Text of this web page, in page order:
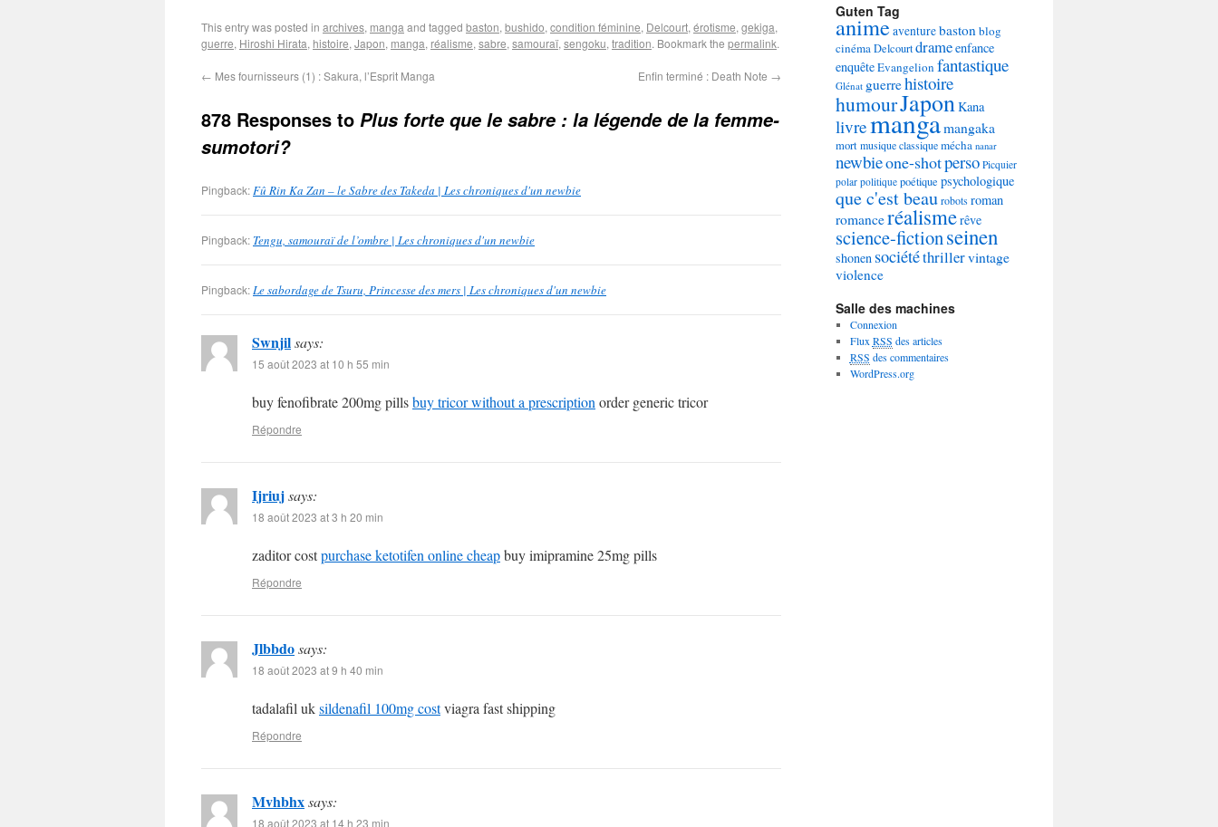
This entry was posted in archives, manga and tagged baston, bushido, condition féminine, Delcourt, érotisme, gekiga,
guerre, Hiroshi Hirata, histoire, Japon, manga, réalisme, sabre, samouraï, sengoku, tradition. Bookmark the permalink.
← Mes fournisseurs (1) : Sakura, l’Esprit Manga Enfin terminé : Death Note →
878 Responses to Plus forte que le sabre : la légende de la femme-
sumotori?
Pingback:Fû Rin Ka Zan – le Sabre des Takeda | Les chroniques d'un newbie
Pingback: Tengu, samouraï de l’ombre | Les chroniques d'un newbie
Pingback:Le sabordage de Tsuru, Princesse des mers | Les chroniques d'un newbie
Swnjilsays:
15 août 2023 at 10 h 55 min
buy fenofibrate 200mg pillsbuy tricor without a prescription order generic tricor
Répondre
Ijriujsays:
18 août 2023 at 3 h 20 min
zaditor costpurchase ketotifen online cheapbuy imipramine 25mg pills
Répondre
Jlbbdosays:
18 août 2023 at 9 h 40 min
tadalafil uksildenafil 100mg costviagra fast shipping
Répondre
Mvhbhxsays:
18 août 2023 at 14 h 23 min
Guten Tag
animeaventurebaston blog
cinémaDelcourtdrameenfance
enquêteEvangelion fantastique
Glénat guerrehistoire
humourJapon Kana
livremangamangaka
mortmusique classiquemécha nanar
newbieone-shotperso Picquier
polar politique poétique psychologique
que c'est beaurobotsroman
romanceréalismerêve
science-fictionseinen
shonen sociététhrillervintage
violence
Salle des machines
Connexion
Flux RSS des articles
RSS des commentaires
WordPress.org